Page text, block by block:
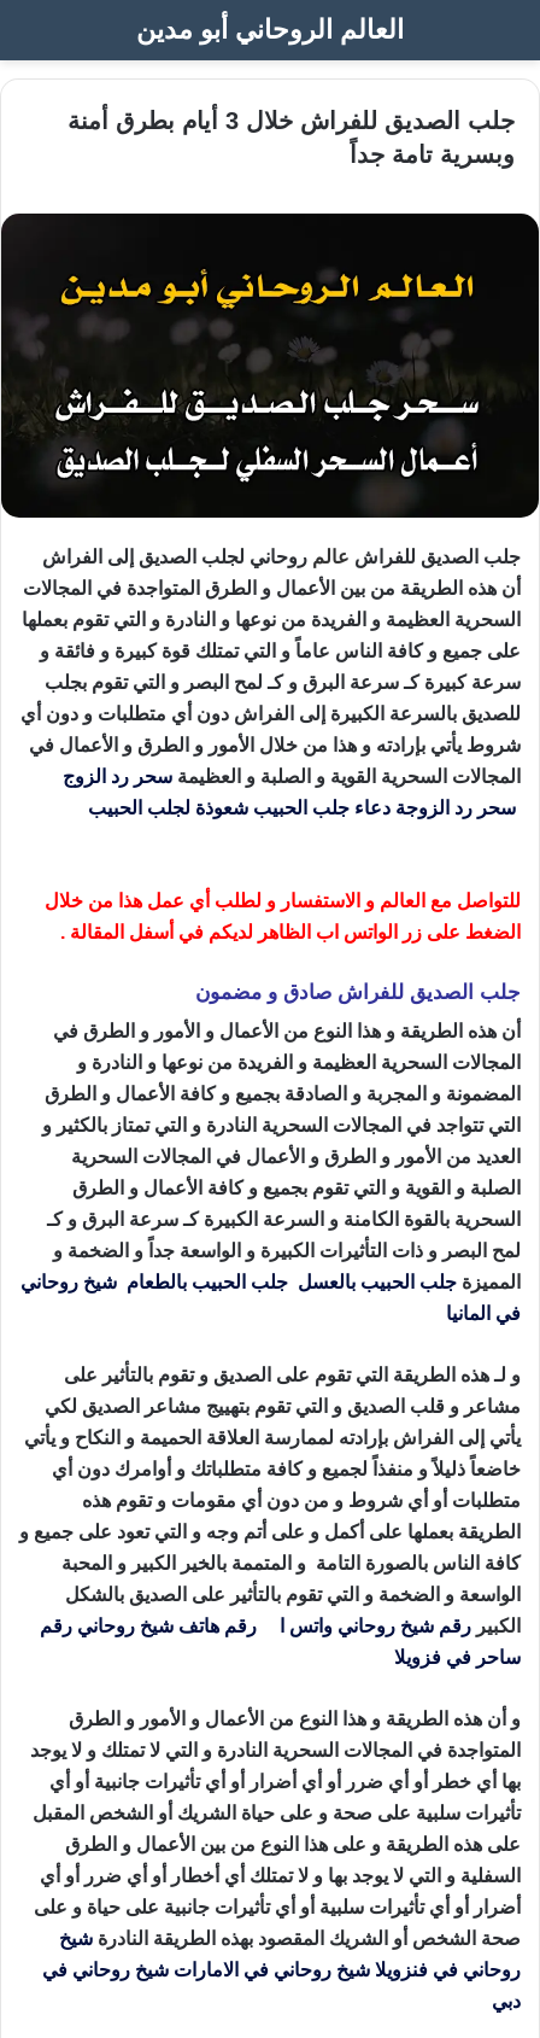
العالم الروحاني أبو مدين
جلب الصديق للفراش خلال 3 أيام بطرق أمنة
وبسرية تامة جداً
جلب الصديق للفراش عالم روحاني لجلب الصديق إلى الفراش
أن هذه الطريقة من بين الأعمال و الطرق المتواجدة في المجالات
السحرية العظيمة و الفريدة من نوعها و النادرة و التي تقوم بعملها
على جميع و كافة الناس عاماً و التي تمتلك قوة كبيرة و فائقة و
سرعة كبيرة كـ سرعة البرق و كـ لمح البصر و التي تقوم بجلب
للصديق بالسرعة الكبيرة إلى الفراش دون أي متطلبات و دون أي
شروط يأتي بإرادته و هذا من خلال الأمور و الطرق و الأعمال في
المجالات السحرية القوية و الصلبة و العظيمة سحر رد الزوج
سحر رد الزوجة دعاء جلب الحبيب شعوذة لجلب الحبيب
للتواصل مع العالم و الاستفسار و لطلب أي عمل هذا من خلال
الضغط على زر الواتس اب الظاهر لديكم في أسفل المقالة .
جلب الصديق للفراش صادق و مضمون
أن هذه الطريقة و هذا النوع من الأعمال و الأمور و الطرق في
المجالات السحرية العظيمة و الفريدة من نوعها و النادرة و
المضمونة و المجربة و الصادقة بجميع و كافة الأعمال و الطرق
التي تتواجد في المجالات السحرية النادرة و التي تمتاز بالكثير و
العديد من الأمور و الطرق و الأعمال في المجالات السحرية
الصلبة و القوية و التي تقوم بجميع و كافة الأعمال و الطرق
السحرية بالقوة الكامنة و السرعة الكبيرة كـ سرعة البرق و كـ
لمح البصر و ذات التأثيرات الكبيرة و الواسعة جداً و الضخمة و
المميزة جلب الحبيب بالعسل جلب الحبيب بالطعام شيخ روحاني
في المانيا
و لـ هذه الطريقة التي تقوم على الصديق و تقوم بالتأثير على
مشاعر و قلب الصديق و التي تقوم بتهييج مشاعر الصديق لكي
يأتي إلى الفراش بإرادته لممارسة العلاقة الحميمة و النكاح و يأتي
خاضعاً ذليلاً و منفذاً لجميع و كافة متطلباتك و أوامرك دون أي
متطلبات أو أي شروط و من دون أي مقومات و تقوم هذه
الطريقة بعملها على أكمل و على أتم وجه و التي تعود على جميع و
كافة الناس بالصورة التامة و المتممة بالخير الكبير و المحبة
الواسعة و الضخمة و التي تقوم بالتأثير على الصديق بالشكل
الكبير رقم شيخ روحاني واتس ا رقم هاتف شيخ روحاني رقم
ساحر في فزويلا
و أن هذه الطريقة و هذا النوع من الأعمال و الأمور و الطرق
المتواجدة في المجالات السحرية النادرة و التي لا تمتلك و لا يوجد
بها أي خطر أو أي ضرر أو أي أضرار أو أي تأثيرات جانبية أو أي
تأثيرات سلبية على صحة و على حياة الشريك أو الشخص المقبل
على هذه الطريقة و على هذا النوع من بين الأعمال و الطرق
السفلية و التي لا يوجد بها و لا تمتلك أي أخطار أو أي ضرر أو أي
أضرار أو أي تأثيرات سلبية أو أي تأثيرات جانبية على حياة و على
صحة الشخص أو الشريك المقصود بهذه الطريقة النادرة شيخ
روحاني في فنزويلا شيخ روحاني في الامارات شيخ روحاني في
دبي